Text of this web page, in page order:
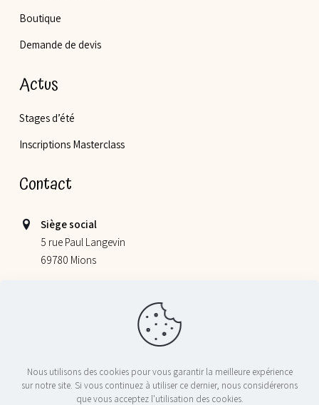
Boutique
Demande de devis
Actus
Stages d’été
Inscriptions Masterclass
Contact
Siège social
5 rue Paul Langevin
69780 Mions
355 allée Jacques Monod
contact@nosptitschefs.com
Nous utilisons des cookies pour vous garantir la meilleure expérience
sur notre site. Si vous continuez à utiliser ce dernier, nous considérerons
que vous acceptez l'utilisation des cookies.